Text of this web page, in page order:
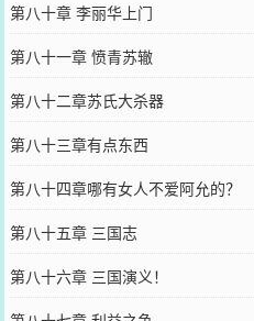
第八十章 李丽华上门
第八十一章 愤青苏辙
第八十二章苏氏大杀器
第八十三章有点东西
第八十四章哪有女人不爱阿允的？
第八十五章 三国志
第八十六章 三国演义！